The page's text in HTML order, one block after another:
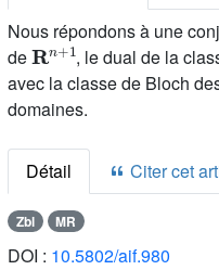
Nous répondons à une
de
Rn+1
, le dual de la
avec la classe de Bloch
domaines.
Détail Citer cet
Zbl MR
DOI : 10.5802/aif.980